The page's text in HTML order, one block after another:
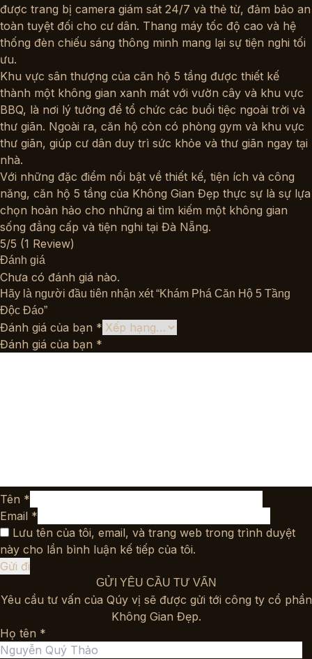
được trang bị camera giám sát 24/7 và thẻ từ, đảm bảo an
toàn tuyệt đối cho cư dân. Thang máy tốc độ cao và hệ
thống đèn chiếu sáng thông minh mang lại sự tiện nghi tối
ưu.
Khu vực sân thượng của căn hộ 5 tầng được thiết kế
thành một không gian xanh mát với vườn cây và khu vực
BBQ, là nơi lý tưởng để tổ chức các buổi tiệc ngoài trời và
thư giãn. Ngoài ra, căn hộ còn có phòng gym và khu vực
thư giãn, giúp cư dân duy trì sức khỏe và thư giãn ngay tại
nhà.
Với những đặc điểm nổi bật về thiết kế, tiện ích và công
năng, căn hộ 5 tầng của Không Gian Đẹp thực sự là sự lựa
chọn hoàn hảo cho những ai tìm kiếm một không gian
sống đẳng cấp và tiện nghi tại Đà Nẵng.
5/5 (1 Review)
Đánh giá
Chưa có đánh giá nào.
Hãy là người đầu tiên nhận xét “Khám Phá Căn Hộ 5 Tầng
Độc Đáo”
Đánh giá của bạn *
Đánh giá của bạn *
Tên *
Email *
Lưu tên của tôi, email, và trang web trong trình duyệt
này cho lần bình luận kế tiếp của tôi.
GỬI YÊU CẦU TƯ VẤN
Yêu cầu tư vấn của Qúy vị sẽ được gửi tới công ty cổ phần
Không Gian Đẹp.
Họ tên *